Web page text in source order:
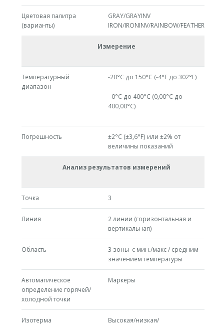
Цветовая палитра
(варианты)
GRAY/GRAYINV
IRON/IRONINV/RAINBOW/FEATHER
Измерение
Температурный
диапазон
-20°C до 150°C (-4°F до 302°F)
0°C до 400°C (0,00°C до
400,00°C)
Погрешность
±2°C (±3,6°F) или ±2% от
величины показаний
Анализ результатов измерений
Точка 3
Линия
2 линии (горизонтальная и
вертикальная)
Область
3 зоны с мин./макс / средним
значением температуры
Автоматическое
определение горячей/
холодной точки
Маркеры
Изотерма
Высокая/низкая/